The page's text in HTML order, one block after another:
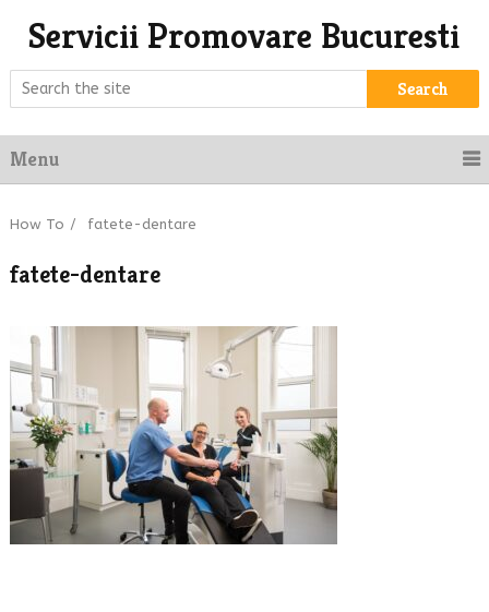
Servicii Promovare Bucuresti
Search
Menu
How To / fatete-dentare
fatete-dentare